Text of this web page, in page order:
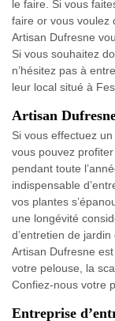
le faire. Si vous
faire or vous voulez
Artisan Dufresne
Si vous souhaitez
n’hésitez pas à
leur local situé à
Artisan
Si vous effectuez
vous pouvez
pendant toute
indispensable
vos plantes
une longévité
d’entretien de
Artisan Dufresne
votre pelouse, la
Confiez-nous votre
Entreprise